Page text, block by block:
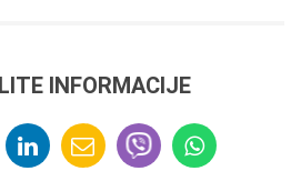
INFORMACIJE